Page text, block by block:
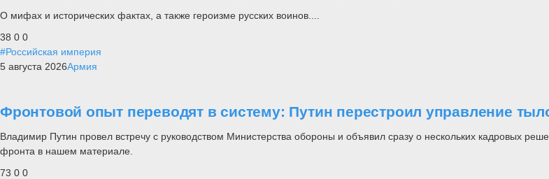
О мифах и исторических фактах, а также героизме русских воинов....
38 0 0
#Российская империя
5 августа 2026Армия
Фронтовой опыт переводят в систему: Путин перестроил управление
Владимир Путин провел встречу с руководством Министерства обороны и объявил сразу о нескольких кадровых
фронта в нашем материале.
73 0 0